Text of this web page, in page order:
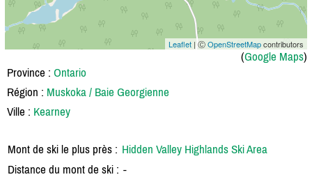
Leaflet | ⒸOpenStreetMapcontributors
(Google Maps)
Province : Ontario
Région : Muskoka / Baie Georgienne
Ville : Kearney
Mont de ski le plus près : Hidden Valley Highlands Ski Area
Distance du mont de ski : -